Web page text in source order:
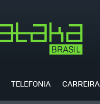
TELEFONIA CARREIRA